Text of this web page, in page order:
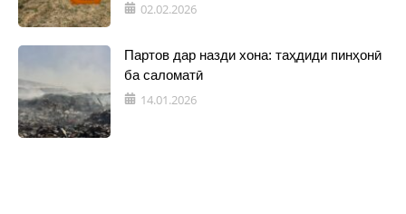
02.02.2026
Партов дар назди хона: таҳдиди пинҳонӣ
ба саломатӣ
14.01.2026